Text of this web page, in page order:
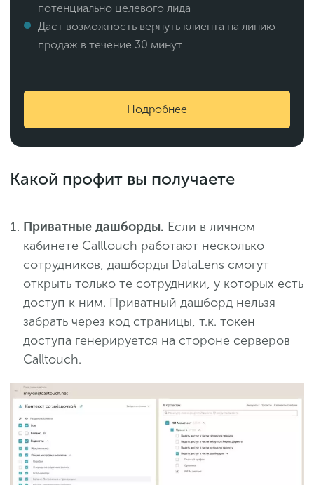
потенциально целевого лида
Даст возможность вернуть клиента на линию
продаж в течение 30 минут
Подробнее
Какой профит вы получаете
Приватные дашборды. Если в личном
кабинете Calltouch работают несколько
сотрудников, дашборды DataLens смогут
открыть только те сотрудники, у которых есть
доступ к ним. Приватный дашборд нельзя
забрать через код страницы, т.к. токен
доступа генерируется на стороне серверов
Calltouch.